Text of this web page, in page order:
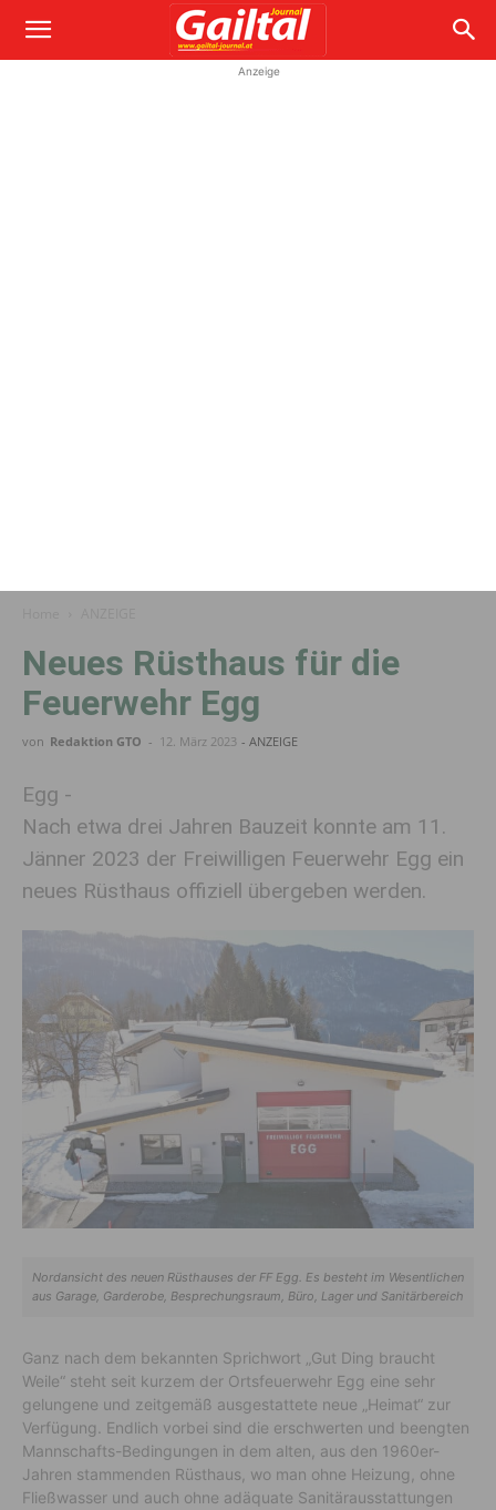
Anzeige
Neues Rüsthaus für die
Feuerwehr Egg
von Redaktion GTO - 12. März 2023 - ANZEIGE
Egg -
Nach etwa drei Jahren Bauzeit konnte am 11.
Jänner 2023 der Freiwilligen Feuerwehr Egg ein
neues Rüsthaus offiziell übergeben werden.
Nordansicht des neuen Rüsthauses der FF Egg. Es besteht im Wesentlichen
aus Garage, Garderobe, Besprechungsraum, Büro, Lager und Sanitärbereich
Ganz nach dem bekannten Sprichwort „Gut Ding braucht
Weile“ steht seit kurzem der Ortsfeuerwehr Egg eine sehr
gelungene und zeitgemäß ausgestattete neue „Heimat“ zur
Verfügung. Endlich vorbei sind die erschwerten und beengten
Mannschafts-Bedingungen in dem alten, aus den 1960er-
Jahren stammenden Rüsthaus, wo man ohne Heizung, ohne
Fließwasser und auch ohne adäquate Sanitärausstattungen